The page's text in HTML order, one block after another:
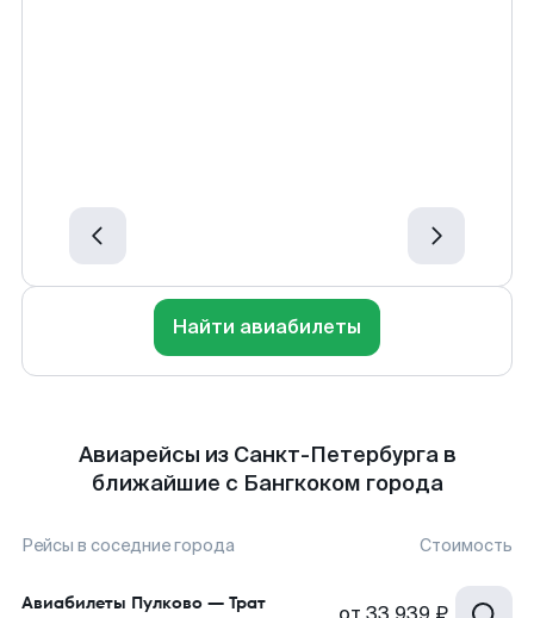
Найти авиабилеты
Авиарейсы из Санкт-Петербурга в
ближайшие с Бангкоком города
Рейсы в соседние города Стоимость
Авиабилеты Пулково — Трат